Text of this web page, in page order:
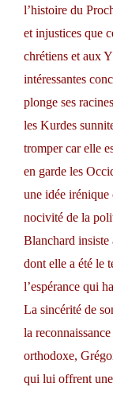
l’histoire du
et injustices que
chrétiens et aux
intéressantes
plonge ses
les Kurdes
tromper car elle
en garde les
une idée irénique
nocivité de la
Blanchard insiste
dont elle a été le
l’espérance qui
La sincérité de
la
orthodoxe,
qui lui offrent